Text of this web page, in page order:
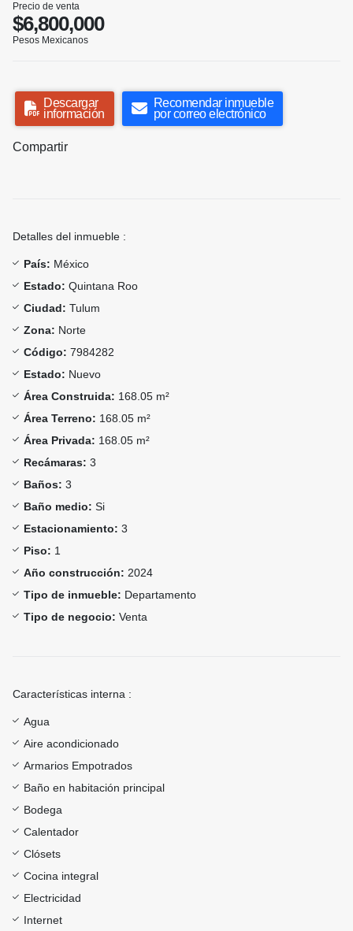
Precio de venta
$6,800,000
Pesos Mexicanos
Descargar
información
Recomendar inmueble
por correo electrónico
Compartir
Detalles del inmueble :
País: México
Estado: Quintana Roo
Ciudad: Tulum
Zona: Norte
Código: 7984282
Estado: Nuevo
Área Construida: 168.05 m²
Área Terreno: 168.05 m²
Área Privada: 168.05 m²
Recámaras: 3
Baños: 3
Baño medio: Si
Estacionamiento: 3
Piso: 1
Año construcción: 2024
Tipo de inmueble: Departamento
Tipo de negocio: Venta
Características interna :
Agua
Aire acondicionado
Armarios Empotrados
Baño en habitación principal
Bodega
Calentador
Clósets
Cocina integral
Electricidad
Internet